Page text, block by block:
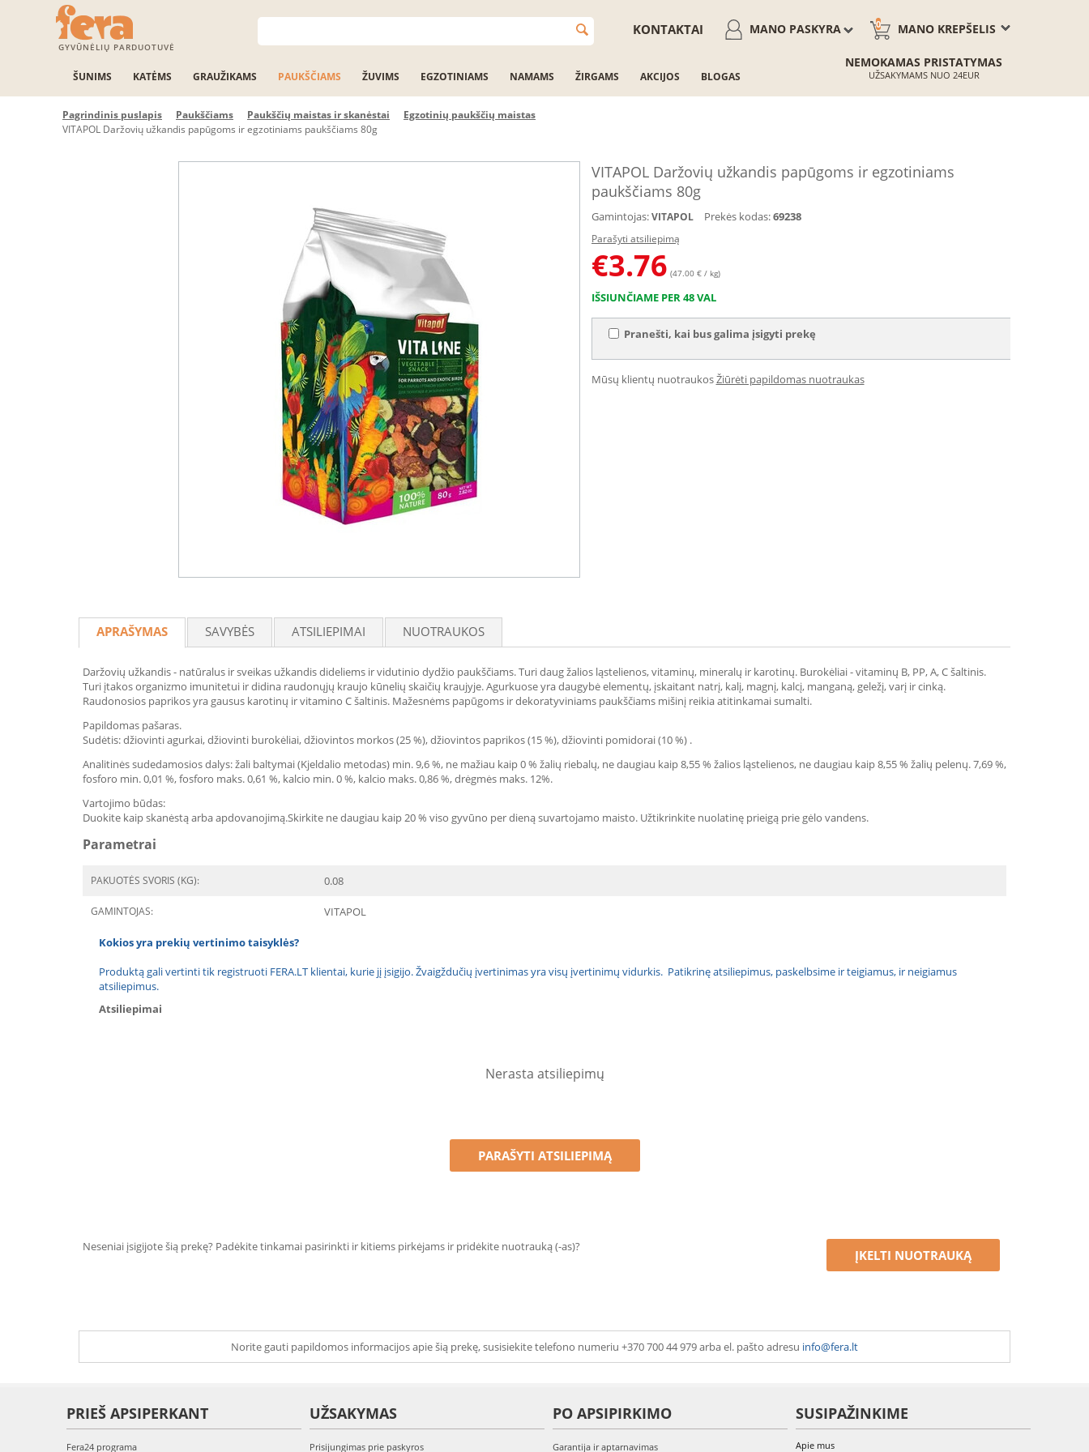
GYVŪNĖLIŲ PARDUOTUVĖ
MANO KREPŠELIS
0
MANO PASKYRA
KONTAKTAI
ŠUNIMS KATĖMS GRAUŽIKAMS PAUKŠČIAMS ŽUVIMS EGZOTINIAMS NAMAMS ŽIRGAMS AKCIJOS BLOGAS
NEMOKAMAS PRISTATYMAS
UŽSAKYMAMS NUO 24EUR
Pagrindinis puslapis Paukščiams Paukščių maistas ir skanėstai
Egzotinių paukščių maistas
VITAPOL Daržovių užkandis papūgoms ir egzotiniams paukščiams 80g
VITAPOL Daržovių užkandis papūgoms ir egzotiniams
paukščiams 80g
Gamintojas: VITAPOL Prekės kodas:69238
Parašyti atsiliepimą
€3.76 (47.00 € / kg)
IŠSIUNČIAME PER 48 VAL
Pranešti, kai bus galima įsigyti prekę
Mūsų klientų nuotraukosŽiūrėti papildomas nuotraukas
APRAŠYMAS SAVYBĖS ATSILIEPIMAI NUOTRAUKOS
Daržovių užkandis - natūralus ir sveikas užkandis dideliems ir vidutinio dydžio paukščiams. Turi daug žalios ląstelienos, vitaminų, mineralų ir karotinų. Burokėliai - vitaminų B, PP, A, C šaltinis.
Turi įtakos organizmo imunitetui ir didina raudonųjų kraujo kūnelių skaičių kraujyje. Agurkuose yra daugybė elementų, įskaitant natrį, kalį, magnį, kalcį, manganą, geležį, varį ir cinką.
Raudonosios paprikos yra gausus karotinų ir vitamino C šaltinis. Mažesnėms papūgoms ir dekoratyviniams paukščiams mišinį reikia atitinkamai sumalti.
Papildomas pašaras.
Sudėtis: džiovinti agurkai, džiovinti burokėliai, džiovintos morkos (25 %), džiovintos paprikos (15 %), džiovinti pomidorai (10 %) .
Analitinės sudedamosios dalys: žali baltymai (Kjeldalio metodas) min. 9,6 %, ne mažiau kaip 0 % žalių riebalų, ne daugiau kaip 8,55 % žalios ląstelienos, ne daugiau kaip 8,55 % žalių pelenų. 7,69 %,
fosforo min. 0,01 %, fosforo maks. 0,61 %, kalcio min. 0 %, kalcio maks. 0,86 %, drėgmės maks. 12%.
Vartojimo būdas:
Duokite kaip skanėstą arba apdovanojimą.Skirkite ne daugiau kaip 20 % viso gyvūno per dieną suvartojamo maisto. Užtikrinkite nuolatinę prieigą prie gėlo vandens.
Parametrai
PAKUOTĖS SVORIS (KG): 0.08
GAMINTOJAS: VITAPOL
Kokios yra prekių vertinimo taisyklės?
Produktą gali vertinti tik registruoti FERA.LT klientai, kurie jį įsigijo. Žvaigždučių įvertinimas yra visų įvertinimų vidurkis. Patikrinę atsiliepimus, paskelbsime ir teigiamus, ir neigiamus
atsiliepimus.
Atsiliepimai
Nerasta atsiliepimų
PARAŠYTI ATSILIEPIMĄ
Neseniai įsigijote šią prekę? Padėkite tinkamai pasirinkti ir kitiems pirkėjams ir pridėkite nuotrauką (-as)?
ĮKELTI NUOTRAUKĄ
Norite gauti papildomos informacijos apie šią prekę, susisiekite telefono numeriu +370 700 44 979 arba el. pašto adresu info@fera.lt
PRIEŠ APSIPERKANT
Fera24 programa
UŽSAKYMAS
Prisijungimas prie paskyros
PO APSIPIRKIMO
Garantija ir aptarnavimas
SUSIPAŽINKIME
Apie mus